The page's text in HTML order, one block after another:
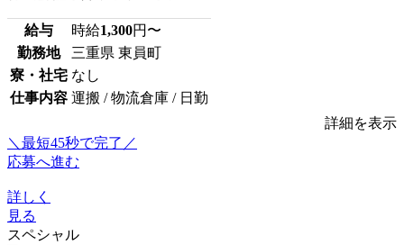
給与 時給1,300円〜
勤務地
三重県 東員町
寮・社宅 なし
仕事内容 運搬 / 物流倉庫 / 日勤
詳細を表示
＼最短45秒で完了／
応募へ進む
詳しく
見る
スペシャル